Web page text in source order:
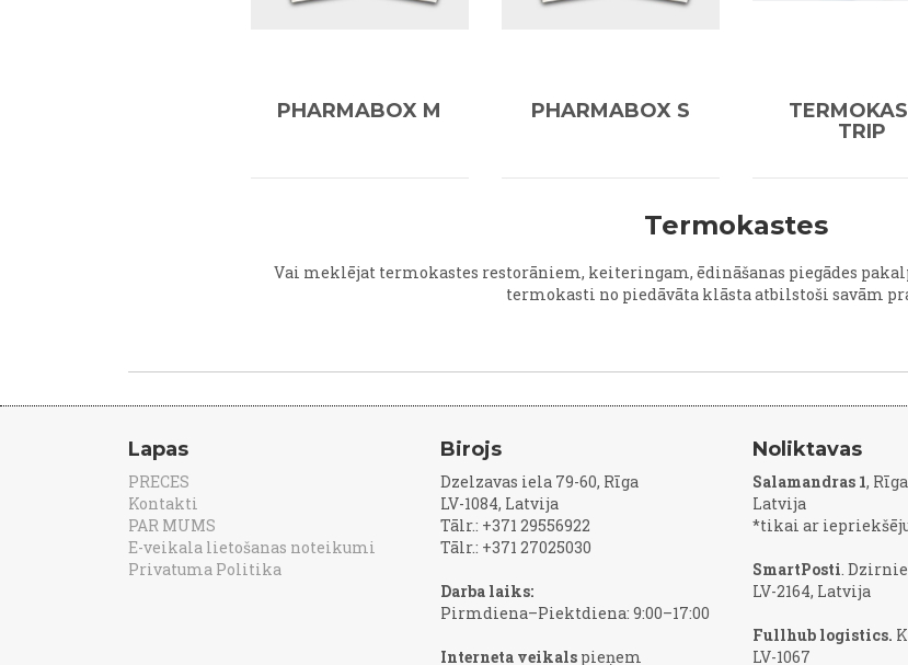
PHARMABOX M PHARMABOX S
TRIP
Termokastes
Vai meklējat termokastes restorāniem, keiteringam, ēdināšanas piegādes
termokasti no piedāvāta klāsta atbilstoši savām
Lapas
PRECES
Kontakti
PAR MUMS
E-veikala lietošanas noteikumi
Privatuma Politika
Birojs
Dzelzavas iela 79-60, Rīga
LV-1084, Latvija
Tālr.: +371 29556922
Tālr.: +371 27025030
Darba laiks:
Pirmdiena–Piektdiena: 9:00–17:00
Interneta veikals pieņem
Noliktavas
Salamandras 1,
Latvija
*tikai ar
SmartPosti.
LV-2164, Latvija
Fullhub logistics.
LV-1067